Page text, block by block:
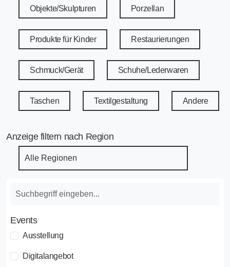
Objekte/Skulpturen Porzellan
Produkte für Kinder Restaurierungen
Schmuck/Gerät Schuhe/Lederwaren
Taschen Textilgestaltung Andere
Anzeige filtern nach Region
Events
Ausstellung
Digitalangebot